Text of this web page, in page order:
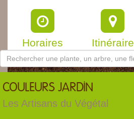
Horaires Itinéraire
COULEURS JARDIN
Les Artisans du Végétal